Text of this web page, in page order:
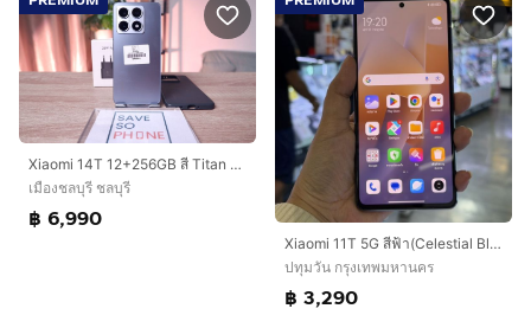
Xiaomi 14T 12+256GB สี Titan Blue เครื่องสวย ราคาเพียง 6,990.- มีประกันร้าน 60วัน
เมืองชลบุรี ชลบุรี
฿ 6,990
Xiaomi 11T 5G สีฟ้า(Celestial Blue) เครื่องศูนย์ 🥰🥰🥰
ปทุมวัน กรุงเทพมหานคร
฿ 3,290